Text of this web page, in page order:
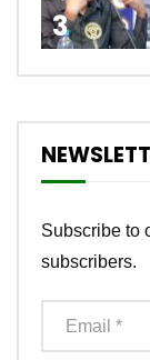
3
Subscribe to
subscribers.